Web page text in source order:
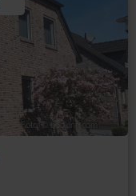
Foto: © booking.com